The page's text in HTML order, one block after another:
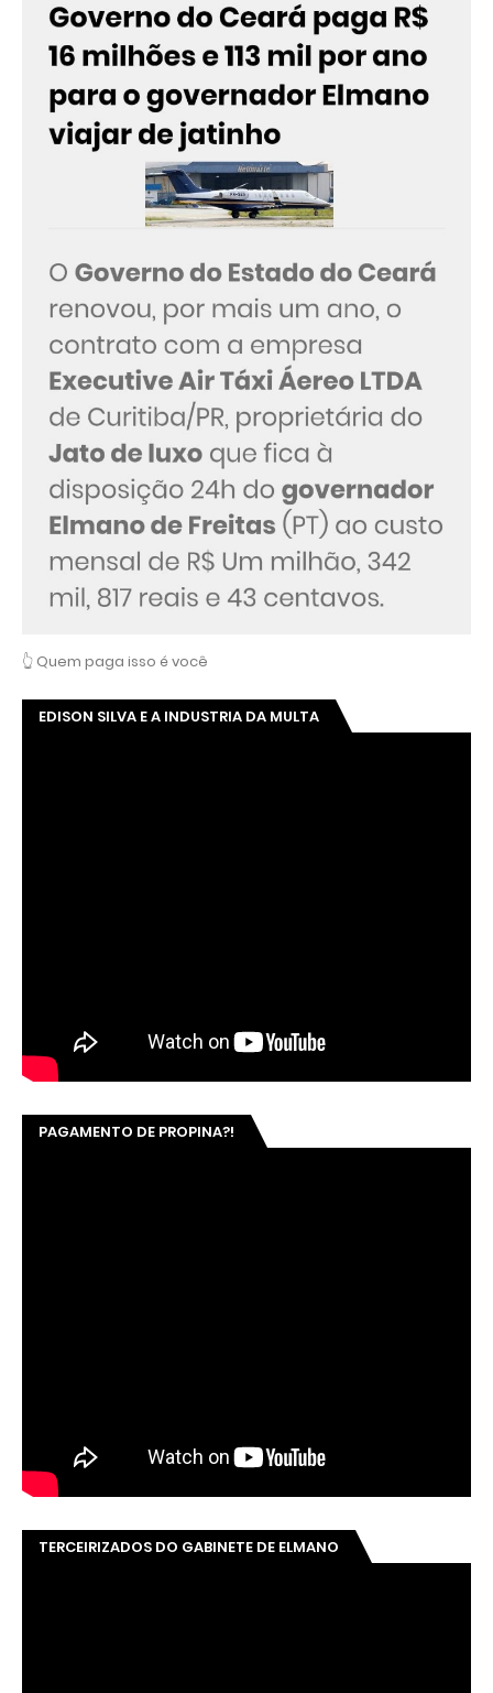
👆 Quem paga isso é você
EDISON SILVA E A INDUSTRIA DA MULTA
PAGAMENTO DE PROPINA?!
TERCEIRIZADOS DO GABINETE DE ELMANO